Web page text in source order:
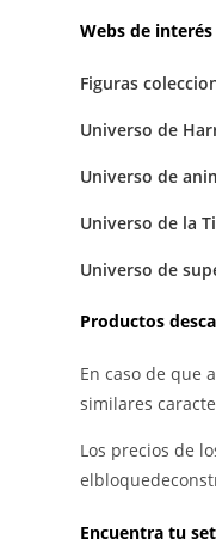
Webs de interés
Figuras
Universo de
Universo de
Universo de la
Universo de
Productos
En caso de que
similares
Los precios de
Encuentra tu